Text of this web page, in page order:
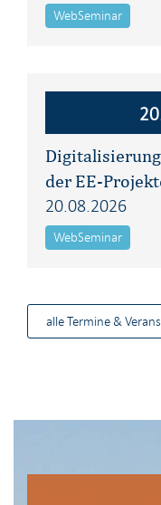
WebSeminar
der EE-
20.08.2026
WebSeminar
alle Termine &